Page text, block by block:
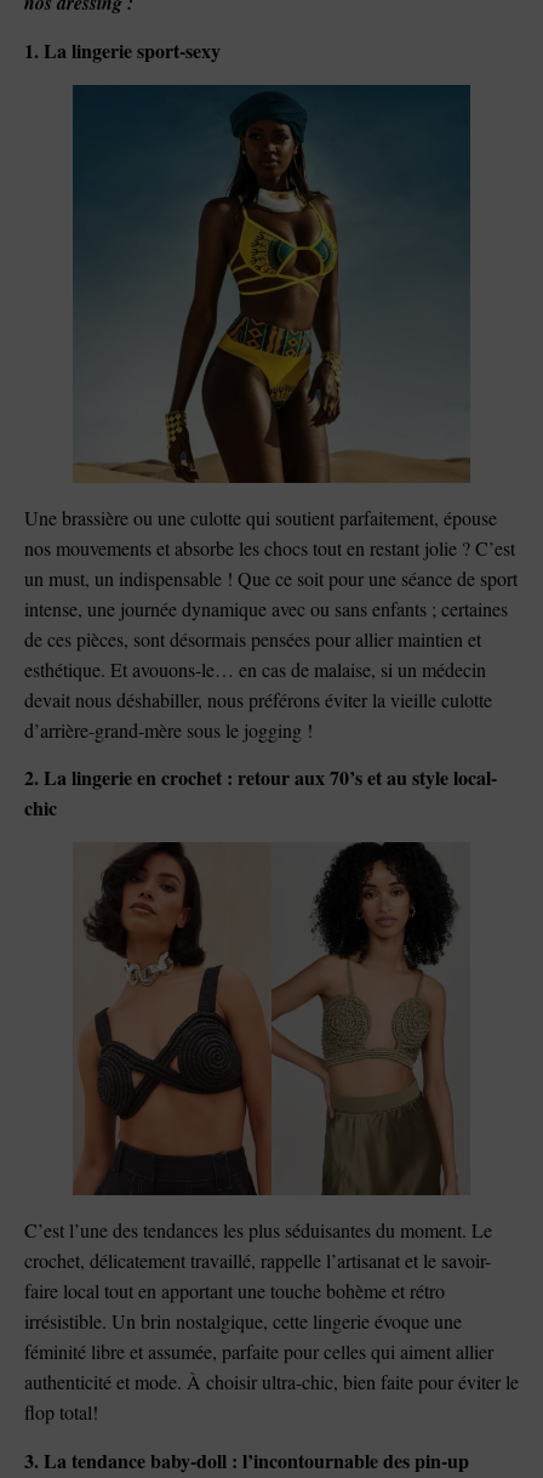
1. La lingerie sport-sexy
Une brassière ou une culotte qui soutient parfaitement, épouse
nos mouvements et absorbe les chocs tout en restant jolie ? C’est
un must, un indispensable ! Que ce soit pour une séance de sport
intense, une journée dynamique avec ou sans enfants ; certaines
de ces pièces, sont désormais pensées pour allier maintien et
esthétique. Et avouons-le… en cas de malaise, si un médecin
devait nous déshabiller, nous préférons éviter la vieille culotte
d’arrière-grand-mère sous le jogging !
2. La lingerie en crochet : retour aux 70’s et au style local-
chic
C’est l’une des tendances les plus séduisantes du moment. Le
crochet, délicatement travaillé, rappelle l’artisanat et le savoir-
faire local tout en apportant une touche bohème et rétro
irrésistible. Un brin nostalgique, cette lingerie évoque une
féminité libre et assumée, parfaite pour celles qui aiment allier
authenticité et mode. À choisir ultra-chic, bien faite pour éviter le
flop total!
3. La tendance baby-doll : l’incontournable des pin-up